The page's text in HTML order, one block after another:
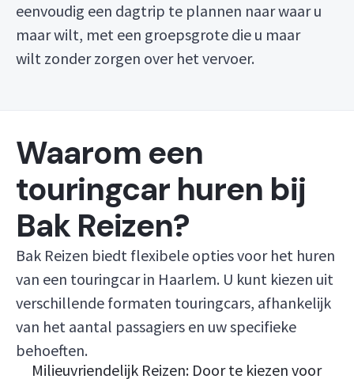
eenvoudig een dagtrip te plannen naar waar u
maar wilt, met een groepsgrote die u maar
wilt zonder zorgen over het vervoer.
Waarom een
touringcar huren bij
Bak Reizen?
Bak Reizen biedt flexibele opties voor het huren
van een touringcar in Haarlem. U kunt kiezen uit
verschillende formaten touringcars, afhankelijk
van het aantal passagiers en uw specifieke
behoeften.
Milieuvriendelijk Reizen: Door te kiezen voor